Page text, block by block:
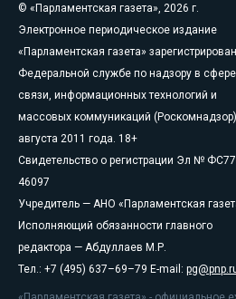
© «Парламентская газета», 2026 г.
Электронное периодическое издание
«Парламентская газета»
Федеральной службе по надзору в сфере
связи, информационных технологий и
массовых коммуникаций
августа 2011 года. 18+
Свидетельство о регистрации Эл №
46097
Учредитель — АНО «Парламентская
Исполняющий обязанности главного
редактора — Абдуллаев М.Р.
Тел.: +7 (495) 637–69–79 E-mail: